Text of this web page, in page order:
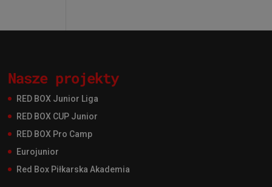
Nasze projekty
RED BOX Junior Liga
RED BOX CUP Junior
RED BOX Pro Camp
Eurojunior
Red Box Piłkarska Akademia